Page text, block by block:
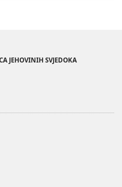
JEHOVINIH SVJEDOKA